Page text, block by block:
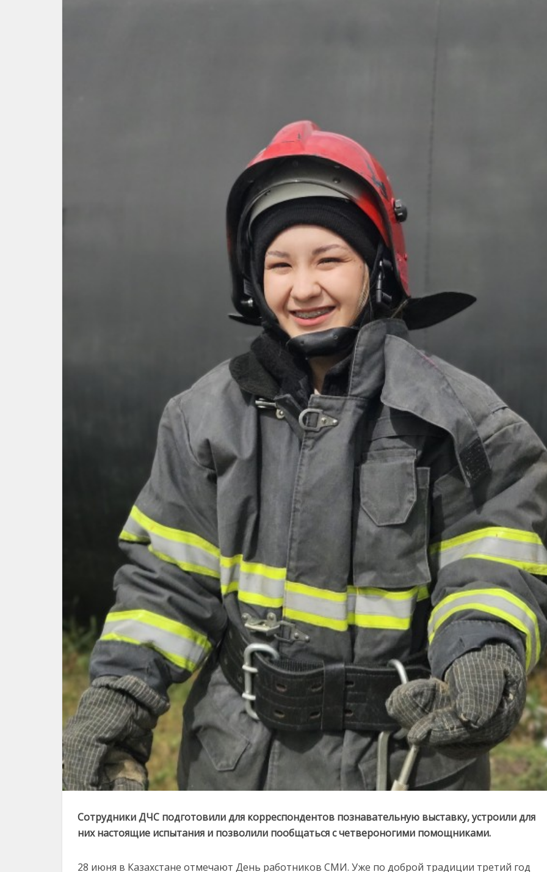
Сотрудники ДЧС подготовили для корреспондентов познавательную выставку, устроили для
них настоящие испытания и позволили пообщаться с четвероногими помощниками.
28 июня в Казахстане отмечают День работников СМИ. Уже по доброй традиции третий год